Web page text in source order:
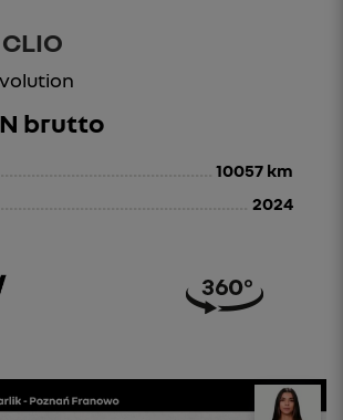
brutto
10057 km
2024